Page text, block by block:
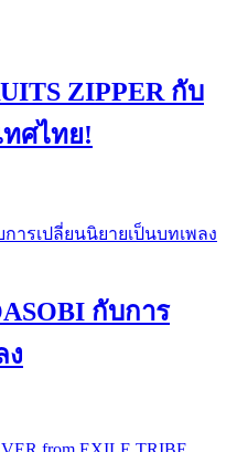
ZIPPER กับ
ทศไทย!
กับการ
ง